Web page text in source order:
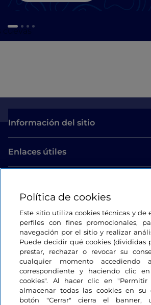
Información del sitio
Enlaces útiles
Estamos en contacto
Política de cookies
Este sitio utiliza cookies técnicas y de
perfiles con fines promocionales,
navegación por el sitio y realizar
Puede decidir qué cookies (divididas
prestar, rechazar o revocar su
cualquier momento accediendo
correspondiente y haciendo clic en
cookies". Al hacer clic en "Permitir
almacenar todas las cookies en su
botón "Cerrar" cierra el banner,